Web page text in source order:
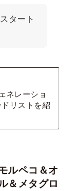
タート
ネレーショ
リストを紹
ルペコ＆オ
＆メタグロ